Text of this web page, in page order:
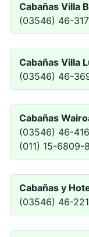
Cabañas Villa
(03546) 46-
Cabañas Villa
(03546) 46-
Cabañas
(03546) 46-
(011) 15-6809-
Cabañas y
(03546) 46-